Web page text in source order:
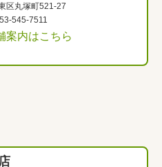
区丸塚町521-27
545-7511
案内はこちら